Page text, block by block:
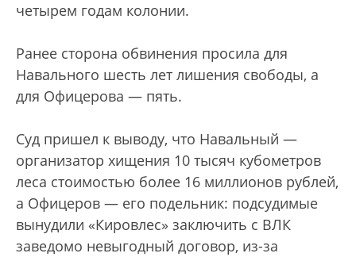
четырем годам колонии.
Ранее сторона обвинения просила для
Навального шесть лет лишения свободы, а
для Офицерова — пять.
Суд пришел к выводу, что Навальный —
организатор хищения 10 тысяч кубометров
леса стоимостью более 16 миллионов рублей,
а Офицеров — его подельник: подсудимые
вынудили «Кировлес» заключить с ВЛК
заведомо невыгодный договор, из-за